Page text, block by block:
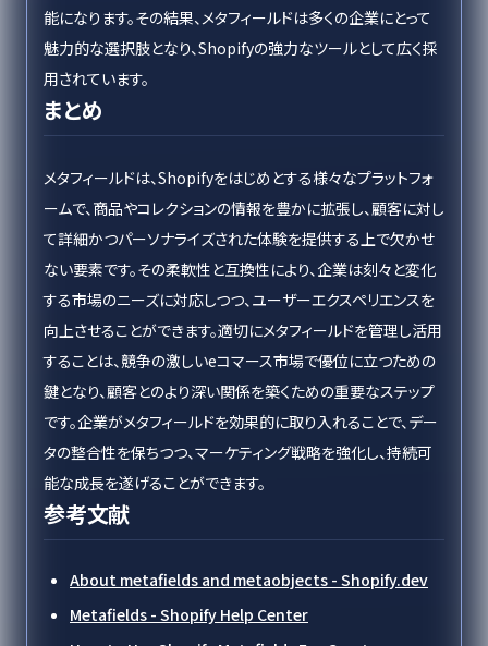
能になります。その結果、メタフィールドは多くの企業にとって
魅力的な選択肢となり、Shopifyの強力なツールとして広く採
用されています。
まとめ
メタフィールドは、Shopifyをはじめとする様々なプラットフォ
ームで、商品やコレクションの情報を豊かに拡張し、顧客に対し
て詳細かつパーソナライズされた体験を提供する上で欠かせ
ない要素です。その柔軟性と互換性により、企業は刻々と変化
する市場のニーズに対応しつつ、ユーザーエクスペリエンスを
向上させることができます。適切にメタフィールドを管理し活用
することは、競争の激しいeコマース市場で優位に立つための
鍵となり、顧客とのより深い関係を築くための重要なステップ
です。企業がメタフィールドを効果的に取り入れることで、デー
タの整合性を保ちつつ、マーケティング戦略を強化し、持続可
能な成長を遂げることができます。
参考文献
About metafields and metaobjects - Shopify.dev
Metafields - Shopify Help Center